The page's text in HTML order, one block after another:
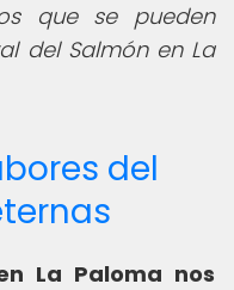
que se pueden
del Salmón en La
del
La Paloma nos